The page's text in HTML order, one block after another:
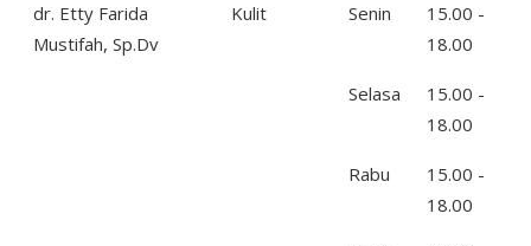
dr. Etty Farida
Mustifah, Sp.Dv
Kulit Senin
15.00 -
18.00
Selasa
15.00 -
18.00
Rabu
15.00 -
18.00